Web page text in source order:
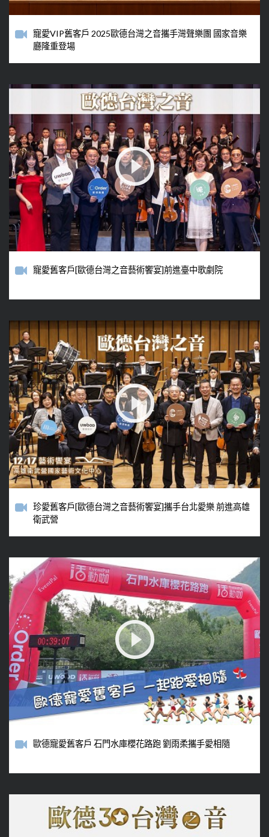
寵愛VIP舊客戶 2025歐德台灣之音攜手灣聲樂團 國家音樂
廳隆重登場
寵愛舊客戶[歐德台灣之音藝術饗宴]前進臺中歌劇院
珍愛舊客戶[歐德台灣之音藝術饗宴]攜手台北愛樂 前進高雄
衛武營
歐德寵愛舊客戶 石門水庫櫻花路跑 劉雨柔攜手愛相隨